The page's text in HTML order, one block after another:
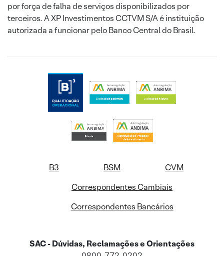
por força de falha de serviços disponibilizados por
terceiros. A XP Investimentos CCTVM S/A é instituição
autorizada a funcionar pelo Banco Central do Brasil.
B3 BSM
CVM
Correspondentes Cambiais
Correspondentes Bancários
SAC - Dúvidas, Reclamações e Orientações